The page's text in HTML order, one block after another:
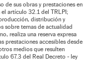
de sus obras y prestaciones en
artículo 32.1 del TRLPI;
distribución y
sobre temas de actualidad
realiza una reserva expresa
prestaciones accesibles desde
medios que resulten
67.3 del Real Decreto - ley